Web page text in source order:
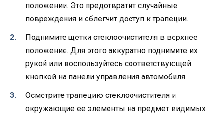
положении. Это предотвратит случайные
повреждения и облегчит доступ к трапеции.
Поднимите щетки стеклоочистителя в верхнее
положение. Для этого аккуратно поднимите их
рукой или воспользуйтесь соответствующей
кнопкой на панели управления автомобиля.
Осмотрите трапецию стеклоочистителя и
окружающие ее элементы на предмет видимых